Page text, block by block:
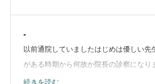
-
以前通院していましたはじめは優しい先
がある時期から何故か院長の診察になり
い人だと思いました順番を待っていた時
続きを読む